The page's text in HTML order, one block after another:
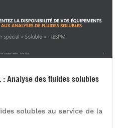
: Analyse des fluides solubles
solubles au service de la